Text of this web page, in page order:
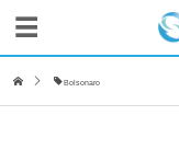
Bolsonaro